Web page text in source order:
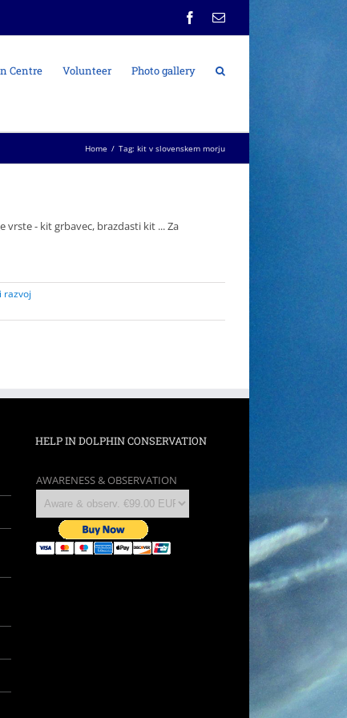
Facebook
Email
Centre Volunteer Photo gallery
Home / Tag: kit v slovenskem morju
- kit grbavec, brazdasti kit ... Za
razvoj
HELP IN DOLPHIN CONSERVATION
AWARENESS & OBSERVATION